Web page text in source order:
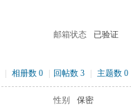
邮箱状态
已验证
相册数 0 回帖数 3 主题数 0
性别
保密